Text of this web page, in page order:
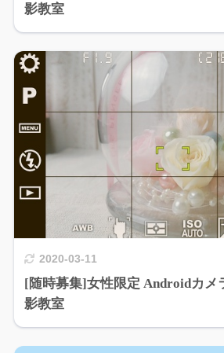
影教室
2020-03-11
[随時募集]女性限定 Androidカメ
影教室